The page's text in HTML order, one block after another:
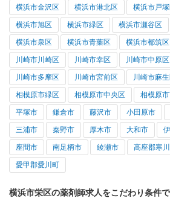
横浜市金沢区 横浜市港北区 横浜市戸
横浜市旭区 横浜市緑区 横浜市瀬谷区
横浜市泉区 横浜市青葉区 横浜市都筑区
川崎市川崎区 川崎市幸区 川崎市中原区
川崎市多摩区 川崎市宮前区 川崎市麻
相模原市緑区 相模原市中央区 相模原
平塚市 鎌倉市 藤沢市 小田原市
三浦市 秦野市 厚木市 大和市
座間市 南足柄市 綾瀬市 高座郡寒
愛甲郡愛川町
横浜市栄区の薬剤師求人をこだわり条件